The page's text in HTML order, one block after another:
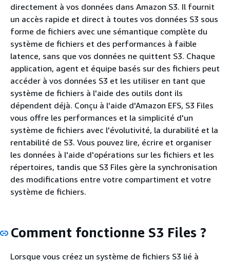
directement à vos données dans Amazon S3. Il fournit
un accès rapide et direct à toutes vos données S3 sous
forme de fichiers avec une sémantique complète du
système de fichiers et des performances à faible
latence, sans que vos données ne quittent S3. Chaque
application, agent et équipe basés sur des fichiers peut
accéder à vos données S3 et les utiliser en tant que
système de fichiers à l'aide des outils dont ils
dépendent déjà. Conçu à l'aide d'Amazon EFS, S3 Files
vous offre les performances et la simplicité d'un
système de fichiers avec l'évolutivité, la durabilité et la
rentabilité de S3. Vous pouvez lire, écrire et organiser
les données à l'aide d'opérations sur les fichiers et les
répertoires, tandis que S3 Files gère la synchronisation
des modifications entre votre compartiment et votre
système de fichiers.
Comment fonctionne S3 Files ?
Lorsque vous créez un système de fichiers S3 lié à